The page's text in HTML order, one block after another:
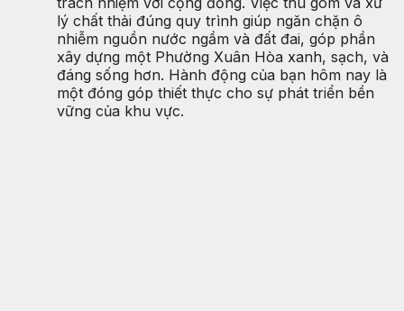
lý chất thải đúng quy trình giúp ngăn chặn ô
nhiễm nguồn nước ngầm và đất đai, góp phần
xây dựng một Phường Xuân Hòa xanh, sạch, và
đáng sống hơn. Hành động của bạn hôm nay là
một đóng góp thiết thực cho sự phát triển bền
vững của khu vực.